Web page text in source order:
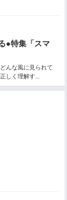
●特集「スマ
んな風に見られて
しく理解す...